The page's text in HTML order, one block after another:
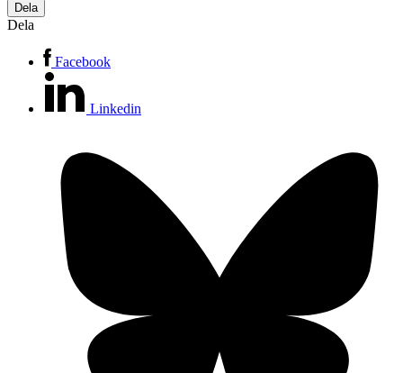
Dela
Dela
Facebook
Linkedin